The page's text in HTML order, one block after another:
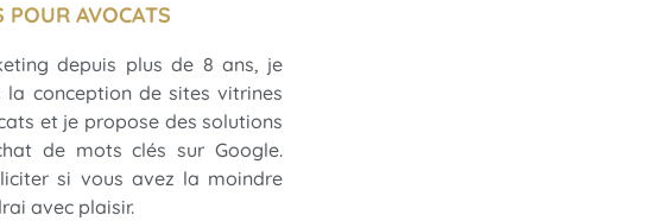
POUR AVOCATS
depuis plus de 8 ans, je
la conception de sites vitrines
et je propose des solutions
de mots clés sur Google.
si vous avez la moindre
avec plaisir.